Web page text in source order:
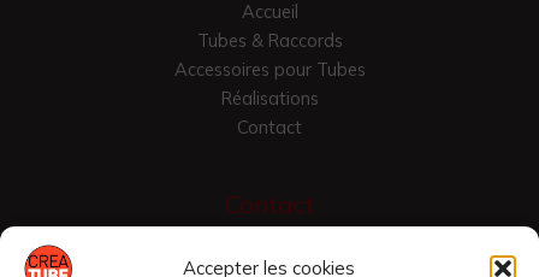
Accepter les cookies
Accueil
Tubes & Raccords
Accessoires pour Tubes
Réalisations
Contact
Contact
Croix Vallier